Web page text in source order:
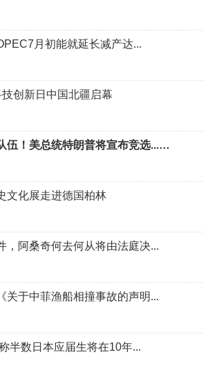
月初能就延长减产达...
创新日中国北疆启幕
伍！美总统特朗普将宣布竞选...…
文化展走进德国柏林
，阿桑奇何去何从将由法庭决...
关于中菲渔船相撞事故的声明...
半数日本应届生将在10年...